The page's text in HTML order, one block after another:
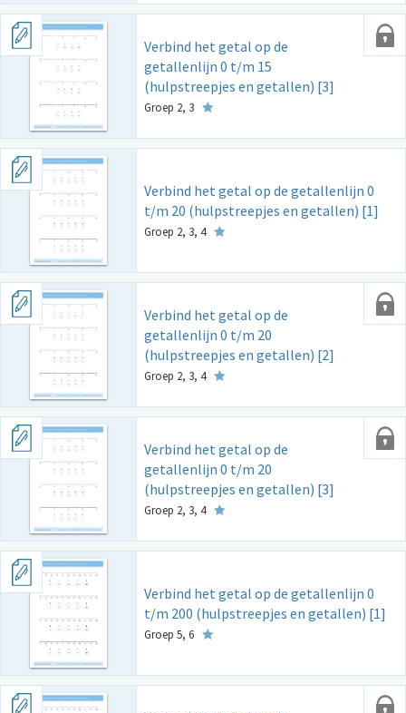
Verbind het getal op de
getallenlijn 0 t/m 15
(hulpstreepjes en getallen) [3]
Groep 2, 3
Verbind het getal op de getallenlijn 0
t/m 20 (hulpstreepjes en getallen) [1]
Groep 2, 3, 4
Verbind het getal op de
getallenlijn 0 t/m 20
(hulpstreepjes en getallen) [2]
Groep 2, 3, 4
Verbind het getal op de
getallenlijn 0 t/m 20
(hulpstreepjes en getallen) [3]
Groep 2, 3, 4
Verbind het getal op de getallenlijn 0
t/m 200 (hulpstreepjes en getallen) [1]
Groep 5, 6